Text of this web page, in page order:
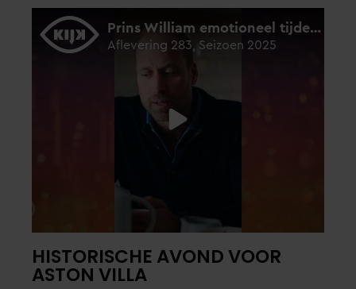
HISTORISCHE AVOND VOOR
ASTON VILLA